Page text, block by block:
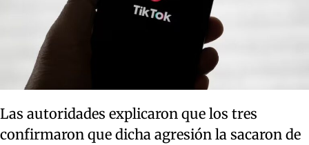
Las autoridades explicaron que los tres
confirmaron que dicha agresión la sacaron de